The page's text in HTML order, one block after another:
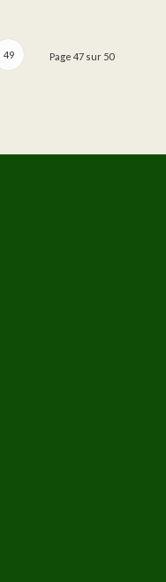
Page 47 sur 50
49